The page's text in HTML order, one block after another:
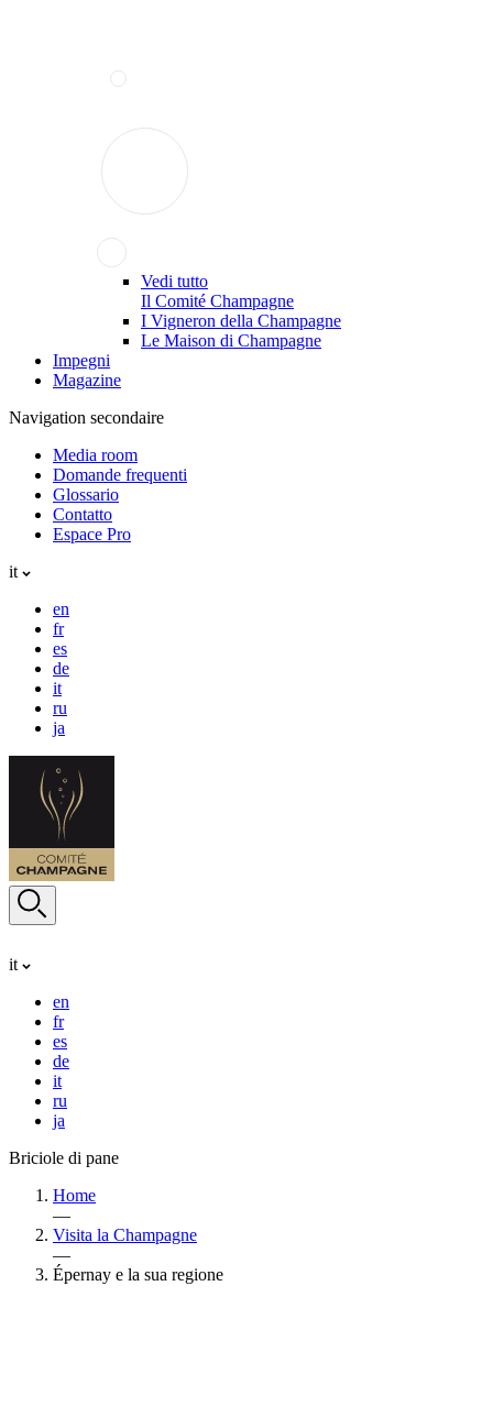
Vedi tutto
Il Comité Champagne
I Vigneron della Champagne
Le Maison di Champagne
Impegni
Magazine
Navigation secondaire
Media room
Domande frequenti
Glossario
Contatto
Espace Pro
it
en
fr
es
de
it
ru
ja
it
en
fr
es
de
it
ru
ja
Briciole di pane
Home
—
Visita la Champagne
—
Épernay e la sua regione